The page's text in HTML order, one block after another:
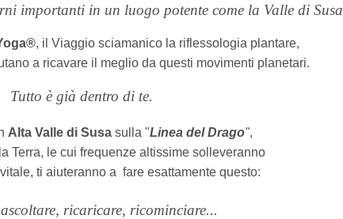
importanti in un luogo potente come la Valle di Susa
, il Viaggio sciamanico la riflessologia plantare,
a ricavare il meglio da questi movimenti planetari.
Tutto ègià dentro di te.
Alta Valle di Susa sulla "Linea del Drago",
Terra, le cui frequenze altissime solleveranno
ti aiuteranno a fare esattamente questo:
ricaricare, ricominciare...